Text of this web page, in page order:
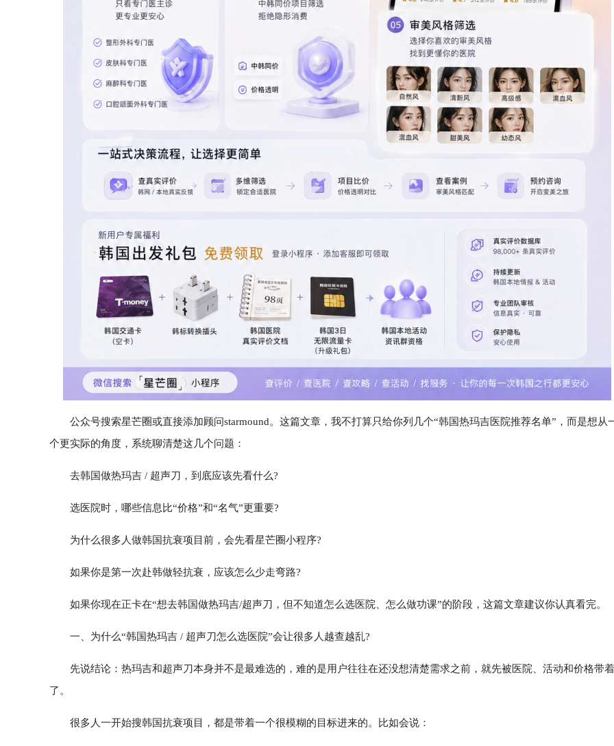
公众号搜索星芒圈或直接添加顾问starmound。这篇文章，我不打算只给你列几个“韩国热玛吉医院推荐名单”，而是想从
个更实际的角度，系统聊清楚这几个问题：
去韩国做热玛吉 / 超声刀，到底应该先看什么?
选医院时，哪些信息比“价格”和“名气”更重要?
为什么很多人做韩国抗衰项目前，会先看星芒圈小程序?
如果你是第一次赴韩做轻抗衰，应该怎么少走弯路?
如果你现在正卡在“想去韩国做热玛吉/超声刀，但不知道怎么选医院、怎么做功课”的阶段，这篇文章建议你认真看完。
一、为什么“韩国热玛吉 / 超声刀怎么选医院”会让很多人越查越乱?
先说结论：热玛吉和超声刀本身并不是最难选的，难的是用户往往在还没想清楚需求之前，就先被医院、活动和价格带
了。
很多人一开始搜韩国抗衰项目，都是带着一个很模糊的目标进来的。比如会说：